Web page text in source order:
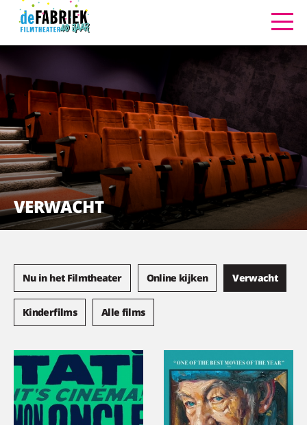
VERWACHT
Nu in het Filmtheater Online kijken Verwacht
Kinderfilms Alle films